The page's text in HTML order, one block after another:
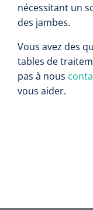
nécessitant un
des jambes.
Vous avez des
tables de
pas à nous
vous aider.